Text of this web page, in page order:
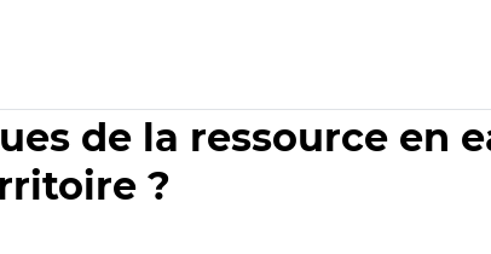
de la ressource en
?